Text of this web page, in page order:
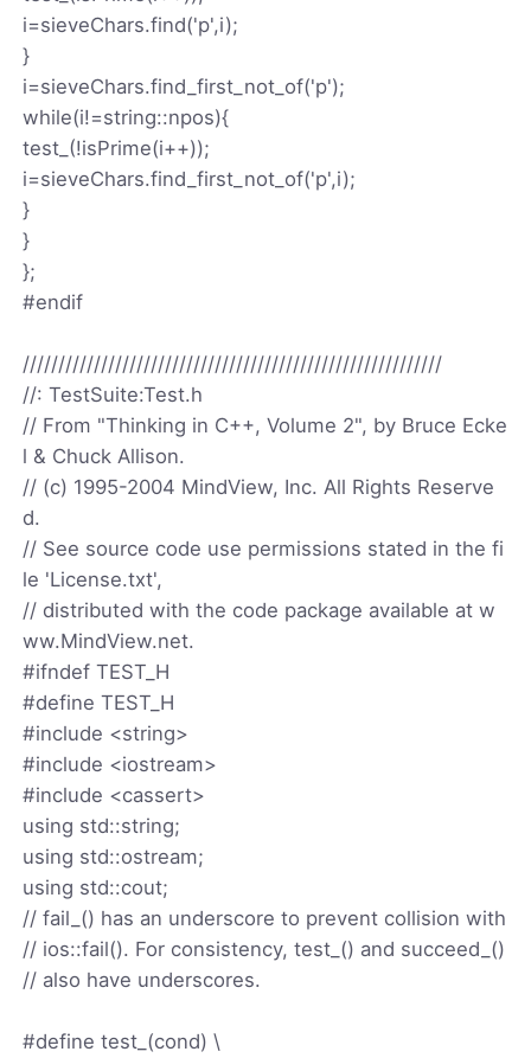
i=sieveChars.find('p',i);
}
i=sieveChars.find_first_not_of('p');
while(i!=string::npos){
test_(!isPrime(i++));
i=sieveChars.find_first_not_of('p',i);
}
}
};
#endif
///////////////////////////////////////////////////////////
//: TestSuite:Test.h
// From "Thinking in C++, Volume 2", by Bruce Ecke
l & Chuck Allison.
// (c) 1995-2004 MindView, Inc. All Rights Reserve
d.
// See source code use permissions stated in the fi
le 'License.txt',
// distributed with the code package available at w
ww.MindView.net.
#ifndef TEST_H
#define TEST_H
#include <string>
#include <iostream>
#include <cassert>
using std::string;
using std::ostream;
using std::cout;
// fail_() has an underscore to prevent collision with
// ios::fail(). For consistency, test_() and succeed_()
// also have underscores.
#define test_(cond) \